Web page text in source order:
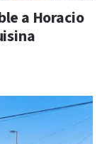
a Horacio